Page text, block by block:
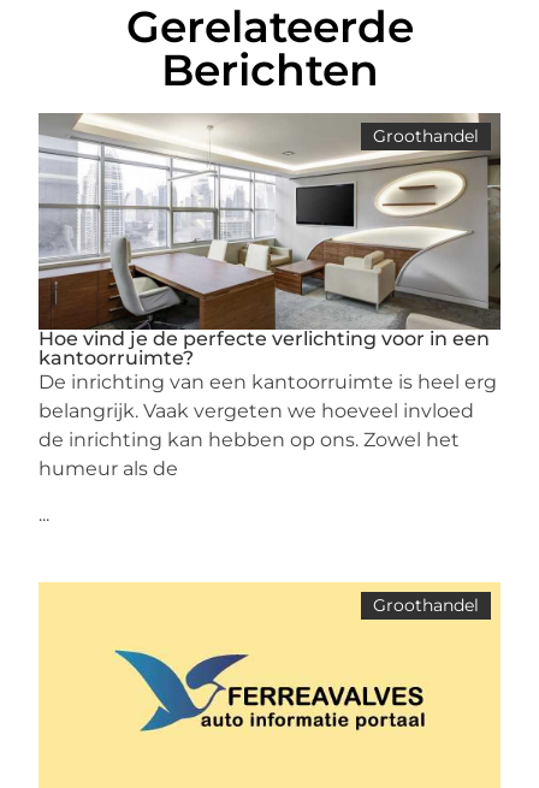
Gerelateerde
Berichten
Groothandel
Hoe vind je de perfecte verlichting voor in een
kantoorruimte?
De inrichting van een kantoorruimte is heel erg
belangrijk. Vaak vergeten we hoeveel invloed
de inrichting kan hebben op ons. Zowel het
humeur als de
...
Groothandel